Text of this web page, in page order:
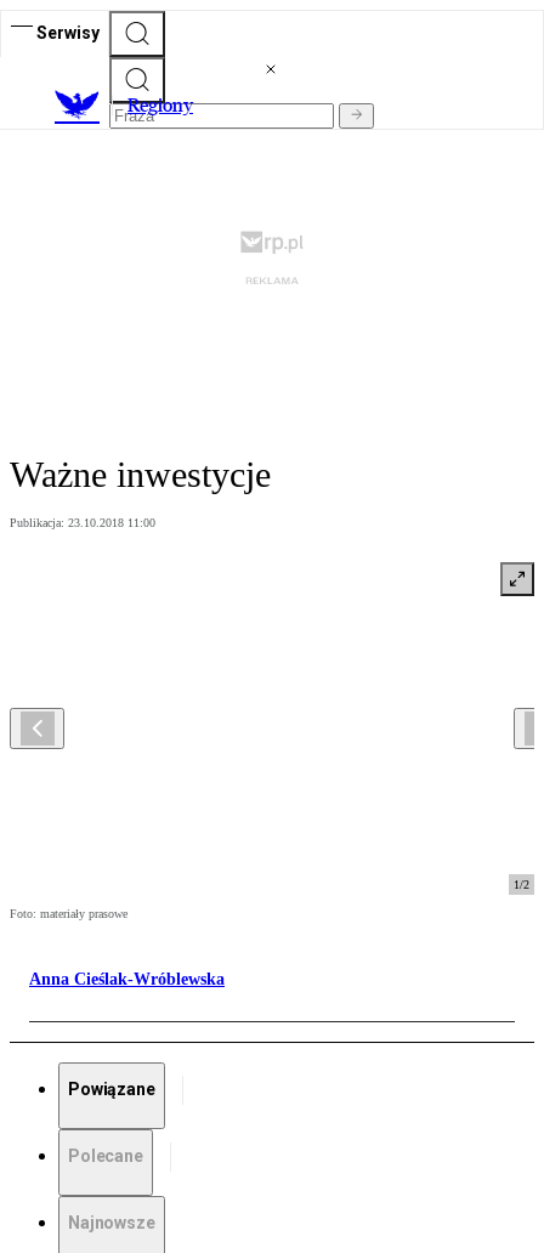
Serwisy
Regiony
Ważne inwestycje
Publikacja: 23.10.2018 11:00
1/2
Foto: materiały prasowe
Anna Cieślak-Wróblewska
Powiązane
Polecane
Najnowsze